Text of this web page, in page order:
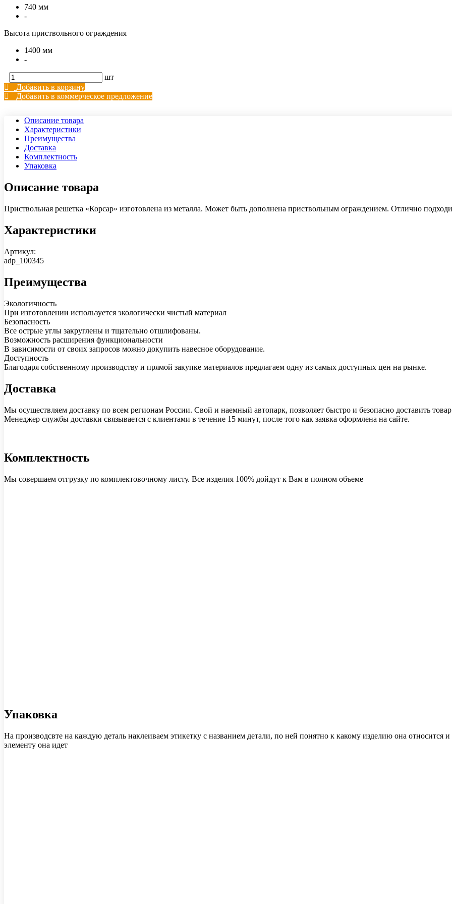
740 мм
-
Высота приствольного ограждения
1400 мм
-
шт
Добавить в корзину
Добавить в коммерческое предложение
Описание товара
Характеристики
Преимущества
Доставка
Комплектность
Упаковка
Описание товара
Приствольная решетка «Корсар» изготовлена из металла. Может быть дополнена приствольным ограждением. Отлично
Характеристики
Артикул:
adp_100345
Преимущества
Экологичность
При изготовлении используется экологически чистый материал
Безопасность
Все острые углы закруглены и тщательно отшлифованы.
Возможность расширения функциональности
В зависимости от своих запросов можно докупить навесное оборудование.
Доступность
Благодаря собственному производству и прямой закупке материалов предлагаем одну из самых доступных цен на рынке.
Доставка
Мы осуществляем доставку по всем регионам России. Свой и наемный автопарк, позволяет быстро и безопасно доставить
Менеджер службы доставки связывается с клиентами в течение 15 минут, после того как заявка оформлена на сайте.
Комплектность
Мы совершаем отгрузку по комплектовочному листу. Все изделия 100% дойдут к Вам в полном объеме
Упаковка
На производсвте на каждую деталь наклеиваем этикетку с названием детали, по ней понятно к какому изделию она относится
элементу она идет